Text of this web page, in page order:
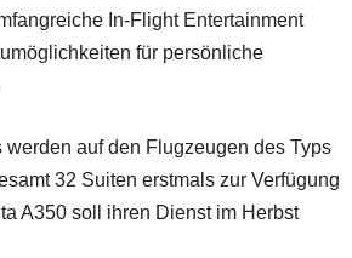
In-Flight Entertainment
für persönliche
werden auf den Flugzeugen des Typs
32 Suiten erstmals zur Verfügung
A350 soll ihren Dienst im Herbst